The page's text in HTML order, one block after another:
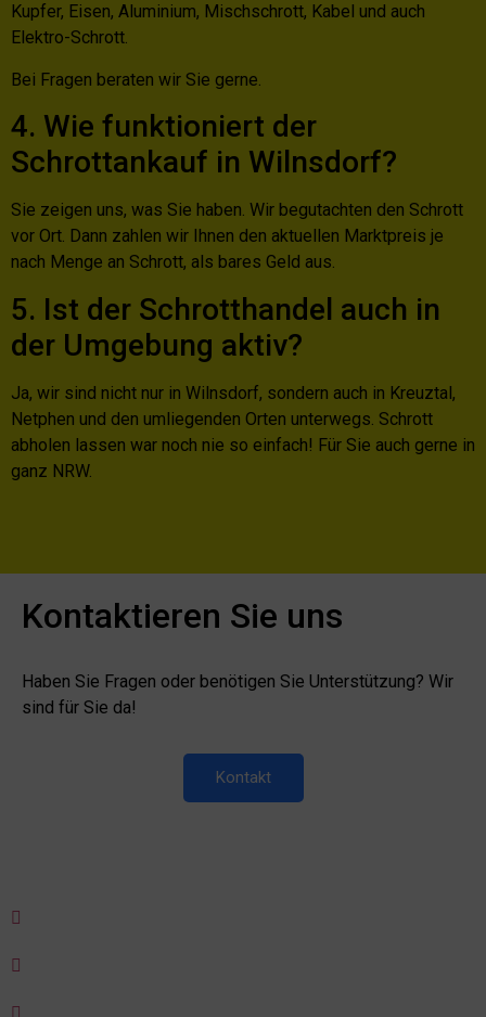
Kupfer, Eisen, Aluminium, Mischschrott, Kabel und auch
Elektro-Schrott.
Bei Fragen beraten wir Sie gerne.
4. Wie funktioniert der
Schrottankauf in Wilnsdorf?
Sie zeigen uns, was Sie haben. Wir begutachten den Schrott
vor Ort. Dann zahlen wir Ihnen den aktuellen Marktpreis je
nach Menge an Schrott, als bares Geld aus.
5. Ist der Schrotthandel auch in
der Umgebung aktiv?
Ja, wir sind nicht nur in Wilnsdorf, sondern auch in Kreuztal,
Netphen und den umliegenden Orten unterwegs. Schrott
abholen lassen war noch nie so einfach! Für Sie auch gerne in
ganz NRW.
Kontaktieren Sie uns
Haben Sie Fragen oder benötigen Sie Unterstützung? Wir
sind für Sie da!
Kontakt